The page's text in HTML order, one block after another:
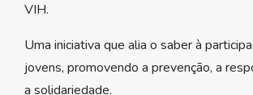
VIH.
Uma iniciativa que alia o saber à
jovens, promovendo a prevenção, a
a solidariedade.